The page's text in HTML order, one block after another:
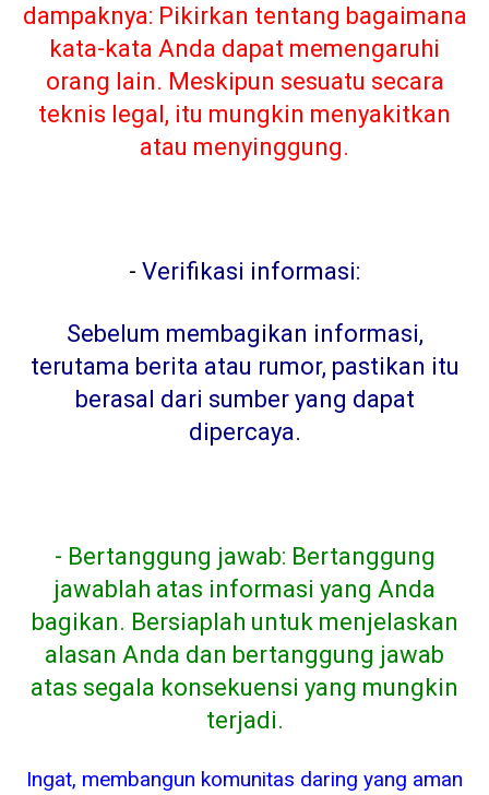
dampaknya: Pikirkan tentang bagaimana
kata-kata Anda dapat memengaruhi
orang lain. Meskipun sesuatu secara
teknis legal, itu mungkin menyakitkan
atau menyinggung.
- Verifikasi informasi:
Sebelum membagikan informasi,
terutama berita atau rumor, pastikan itu
berasal dari sumber yang dapat
dipercaya.
- Bertanggung jawab: Bertanggung
jawablah atas informasi yang Anda
bagikan. Bersiaplah untuk menjelaskan
alasan Anda dan bertanggung jawab
atas segala konsekuensi yang mungkin
terjadi.
Ingat, membangun komunitas daring yang aman